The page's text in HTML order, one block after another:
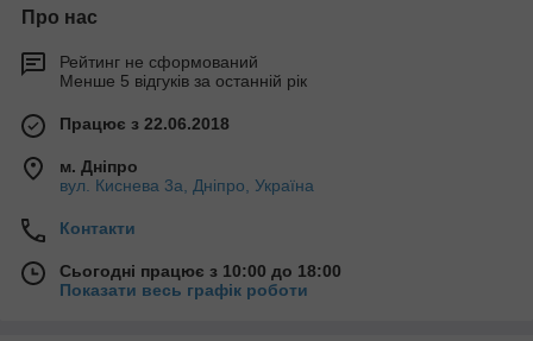
Про нас
Рейтинг не сформований
Менше 5 відгуків за останній рік
Працює з 22.06.2018
м. Дніпро
вул. Киснева 3а, Дніпро, Україна
Контакти
Сьогодні працює з 10:00 до 18:00
Показати весь графік роботи